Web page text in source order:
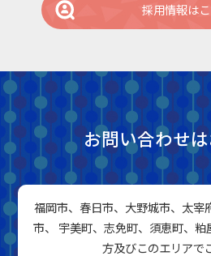
採用情報は
お問い合わせ
福岡市、春日市、大野城市、太宰
市、 宇美町、志免町、須恵町、
方及びこのエリアで